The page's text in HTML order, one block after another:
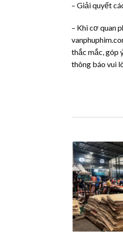
– Giải quyết
– Khi cơ quan
thắc mắc, góp
thông báo vui